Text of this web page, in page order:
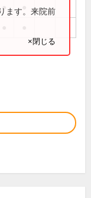
●ます。来院前
×閉じる